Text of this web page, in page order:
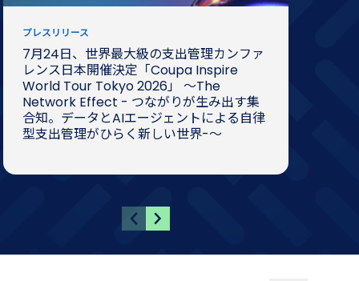
プレスリリース
7月24日、世界最大級の支出管理カンファ
レンス日本開催決定「Coupa Inspire
World Tour Tokyo 2026」 〜The
Network Effect - つながりが生み出す集
合知。データとAIエージェントによる自律
型支出管理がひらく新しい世界-〜